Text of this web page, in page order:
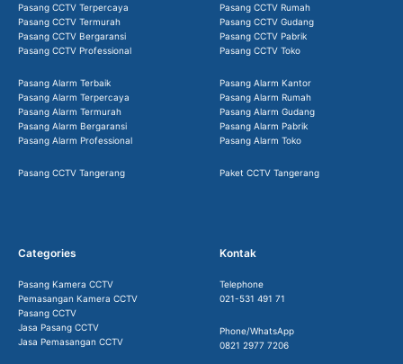
Pasang CCTV Terpercaya
Pasang CCTV Termurah
Pasang CCTV Bergaransi
Pasang CCTV Professional
Pasang Alarm Terbaik
Pasang Alarm Terpercaya
Pasang Alarm Termurah
Pasang Alarm Bergaransi
Pasang Alarm Professional
Pasang CCTV Tangerang
Pasang CCTV Rumah
Pasang CCTV Gudang
Pasang CCTV Pabrik
Pasang CCTV Toko
Pasang Alarm Kantor
Pasang Alarm Rumah
Pasang Alarm Gudang
Pasang Alarm Pabrik
Pasang Alarm Toko
Paket CCTV Tangerang
Categories
Pasang Kamera CCTV
Pemasangan Kamera CCTV
Pasang CCTV
Jasa Pasang CCTV
Jasa Pemasangan CCTV
Kontak
Telephone
021-531 491 71
Phone/WhatsApp
0821 2977 7206